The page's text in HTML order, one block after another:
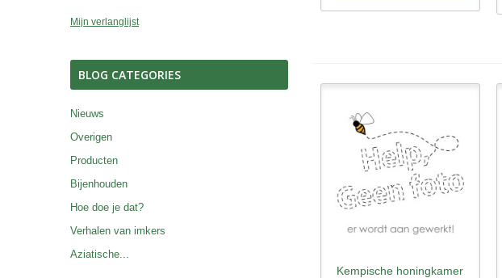
Mijn verlanglijst
BLOG CATEGORIES
Nieuws
Overigen
Producten
Bijenhouden
Hoe doe je dat?
Verhalen van imkers
Aziatische...
Snel bekijken
Kempische honingkamer